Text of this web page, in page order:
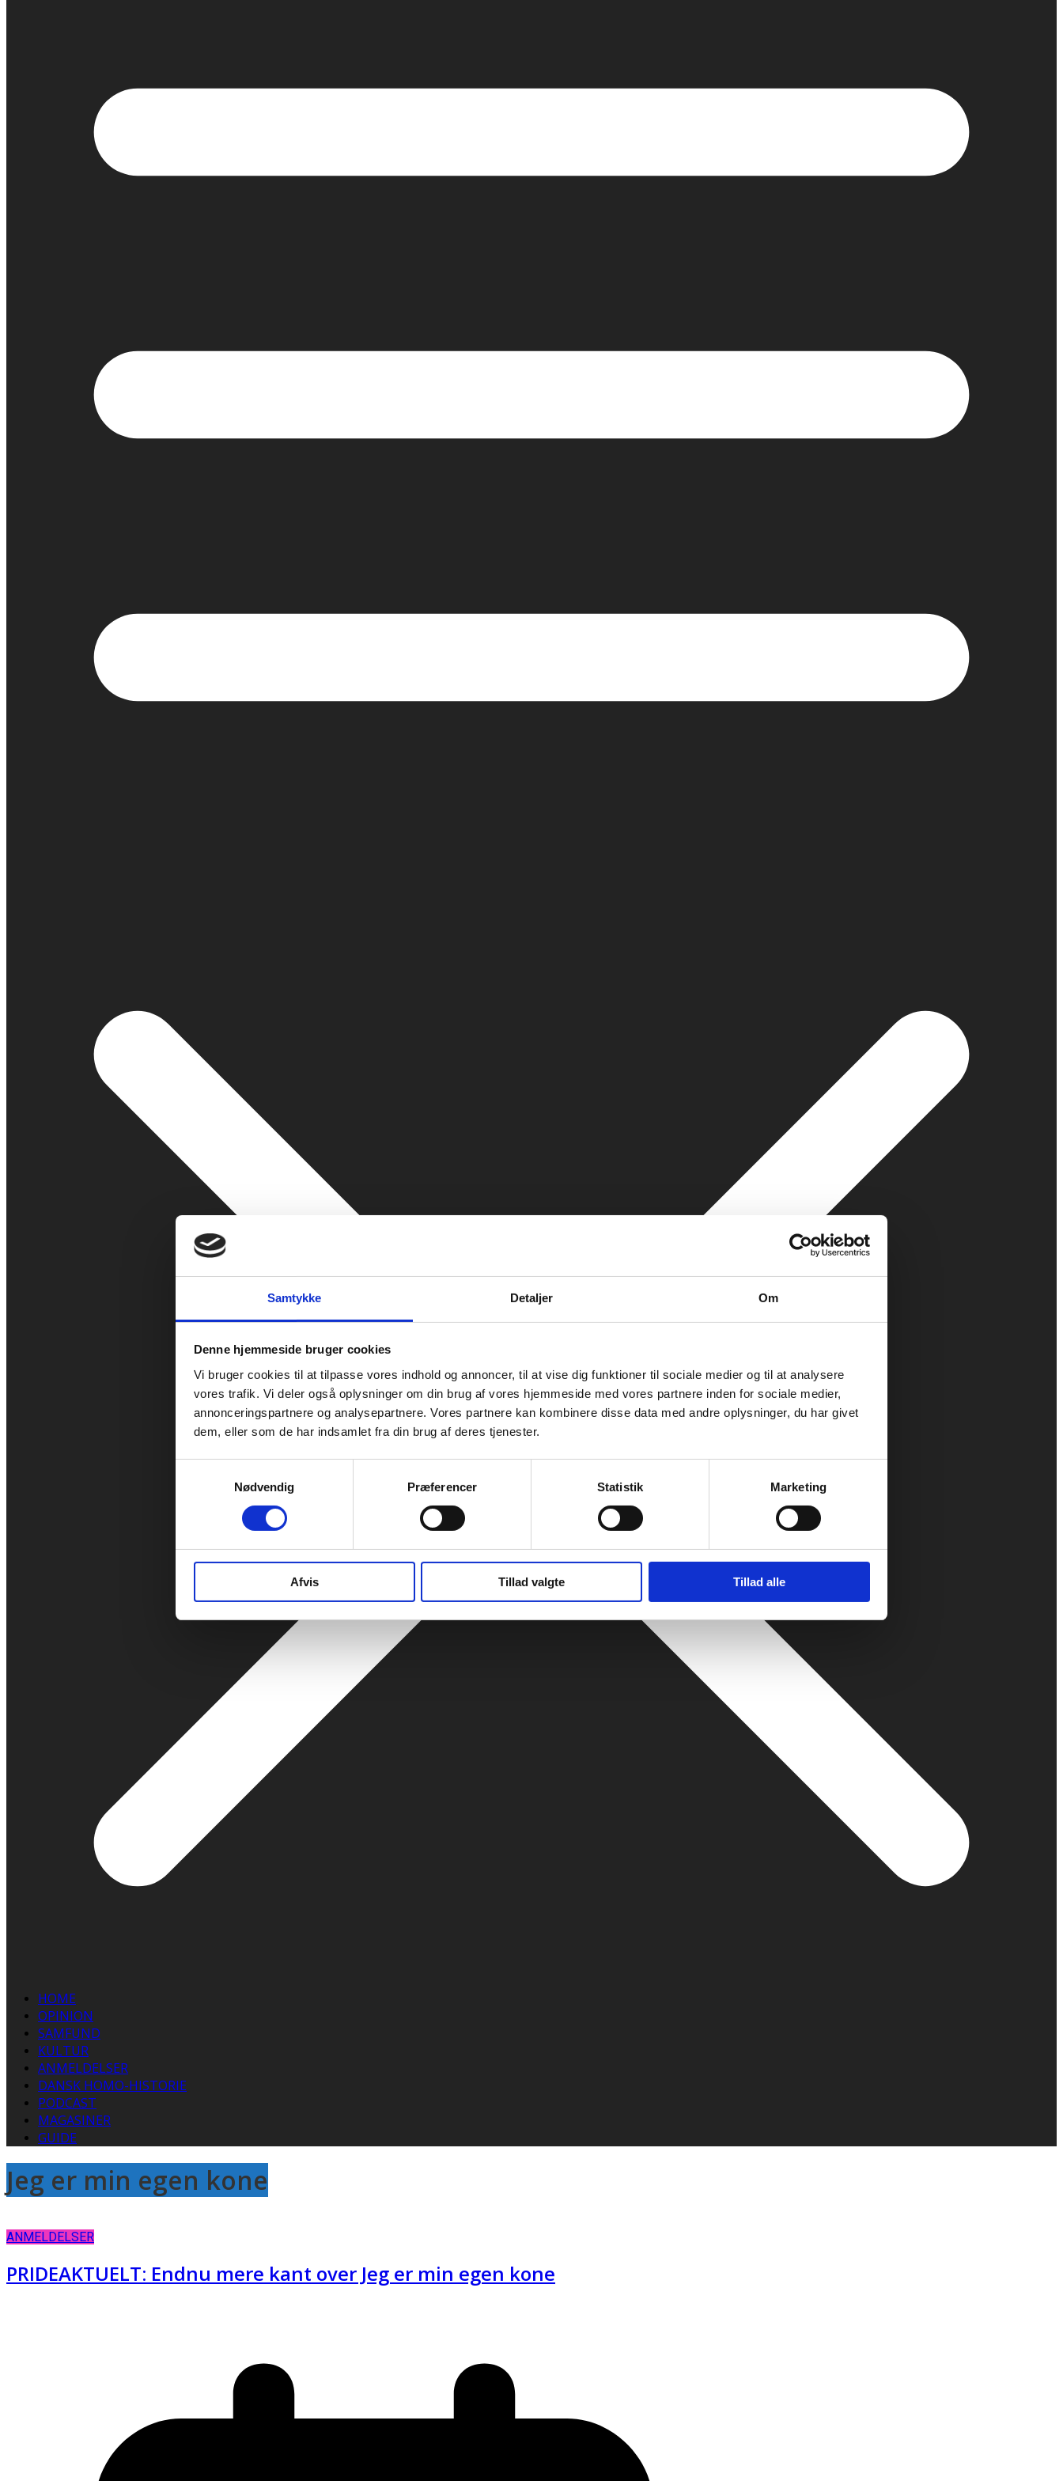
Samtykke Detaljer Om
Denne hjemmeside bruger cookies
Vi bruger cookies til at tilpasse vores indhold og annoncer, til at vise dig funktioner til sociale medier og til at analysere
vores trafik. Vi deler også oplysninger om din brug af vores hjemmeside med vores partnere inden for sociale medier,
annonceringspartnere og analysepartnere. Vores partnere kan kombinere disse data med andre oplysninger, du har givet
dem, eller som de har indsamlet fra din brug af deres tjenester.
Nødvendig
Præferencer Statistik Marketing
Afvis Tillad valgte Tillad alle
HOME
OPINION
SAMFUND
KULTUR
ANMELDELSER
DANSK HOMO-HISTORIE
PODCAST
MAGASINER
GUIDE
Jeg er min egen kone
ANMELDELSER
PRIDEAKTUELT: Endnu mere kant over Jeg er min egen kone